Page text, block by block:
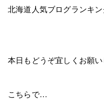
北海道人気ブログランキ
本日もどうぞ宜しくお願い
こちらで…